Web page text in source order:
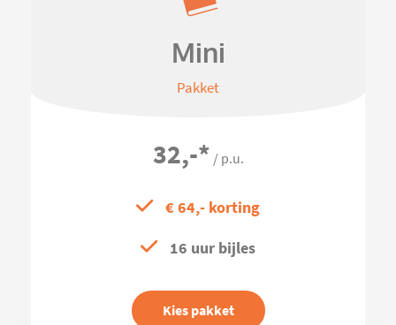
Mini
Pakket
32,-* / p.u.
€ 64,- korting
16 uur bijles
Kies pakket